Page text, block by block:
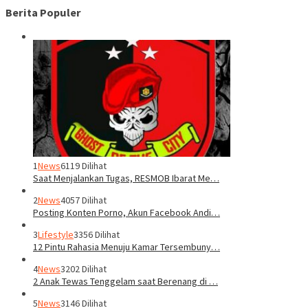
Berita Populer
1News6119 Dilihat
Saat Menjalankan Tugas, RESMOB Ibarat Me…
2News4057 Dilihat
Posting Konten Porno, Akun Facebook Andi…
3Lifestyle3356 Dilihat
12 Pintu Rahasia Menuju Kamar Tersembuny…
4News3202 Dilihat
2 Anak Tewas Tenggelam saat Berenang di …
5News3146 Dilihat